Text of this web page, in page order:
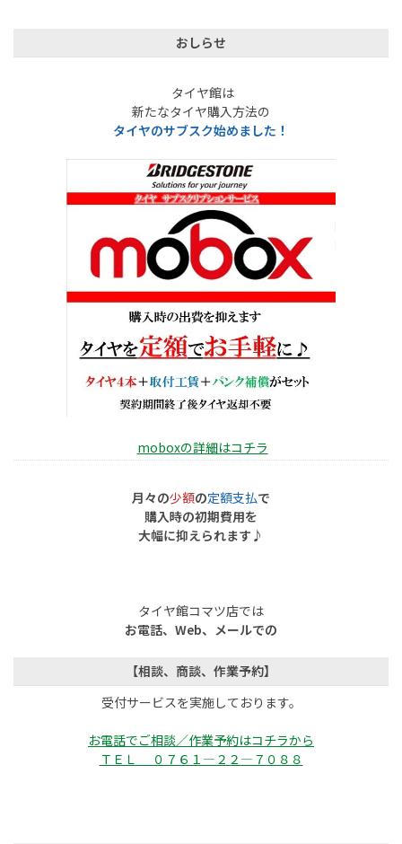
おしらせ
タイヤ館は
新たなタイヤ購入方法の
タイヤのサブスク始めました！
moboxの詳細はコチラ
月々の少額の定額支払で
購入時の初期費用を
大幅に抑えられます♪
タイヤ館コマツ店では
お電話、Web、メールでの
【相談、商談、作業予約】
受付サービスを実施しております。
お電話でご相談／作業予約はコチラから
ＴＥＬ ０７６１―２２―７０８８